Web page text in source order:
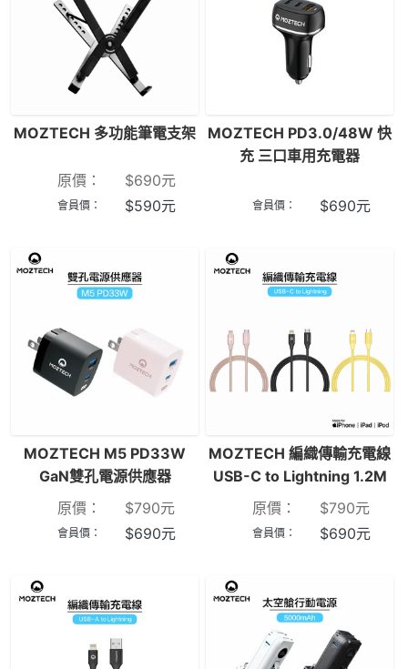
MOZTECH 多功能筆電支架
原價： $690元
會員價： $590元
MOZTECH PD3.0/48W 快
充 三口車用充電器
會員價： $690元
MOZTECH M5 PD33W
GaN雙孔電源供應器
原價：
$790元
會員價： $690元
MOZTECH 編織傳輸充電線
USB-C to Lightning 1.2M
原價：
$790元
會員價： $690元